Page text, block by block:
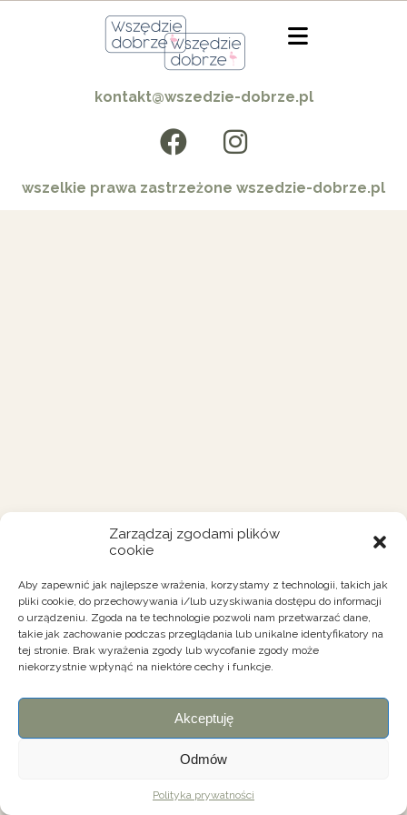
Zarządzaj zgodami plików
cookie
Aby zapewnić jak najlepsze wrażenia, korzystamy z technologii, takich jak
pliki cookie, do przechowywania i/lub uzyskiwania dostępu do informacji
o urządzeniu. Zgoda na te technologie pozwoli nam przetwarzać dane,
takie jak zachowanie podczas przeglądania lub unikalne identyfikatory na
tej stronie. Brak wyrażenia zgody lub wycofanie zgody może
niekorzystnie wpłynąć na niektóre cechy i funkcje.
Akceptuję
Odmów
Polityka prywatności
kontakt@wszedzie-dobrze.pl
wszelkie prawa zastrzeżone wszedzie-dobrze.pl